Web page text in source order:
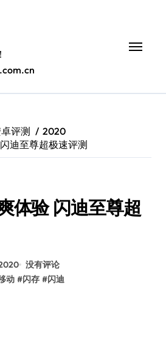
评测
2020
迪至尊超极速评测
体验 闪迪至尊超
没有评论
动 #闪存 #闪迪